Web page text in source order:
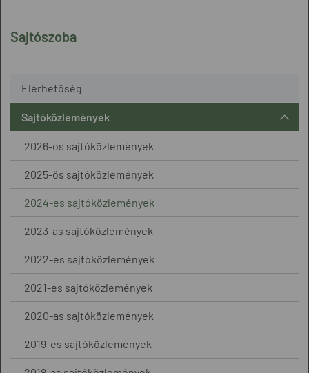
Sajtószoba
Elérhetőség
Sajtóközlemények
2026-os sajtóközlemények
2025-ös sajtóközlemények
2024-es sajtóközlemények
2023-as sajtóközlemények
2022-es sajtóközlemények
2021-es sajtóközlemények
2020-as sajtóközlemények
2019-es sajtóközlemények